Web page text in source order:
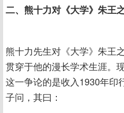
二、熊十力对《大学》朱王
熊十力先生对《大学》朱王
贯穿于他的漫长学术生涯。
这一争论的是收入1930年印
子问，其曰：